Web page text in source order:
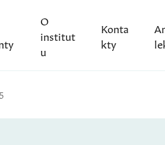
O
institut
u
Konta
kty